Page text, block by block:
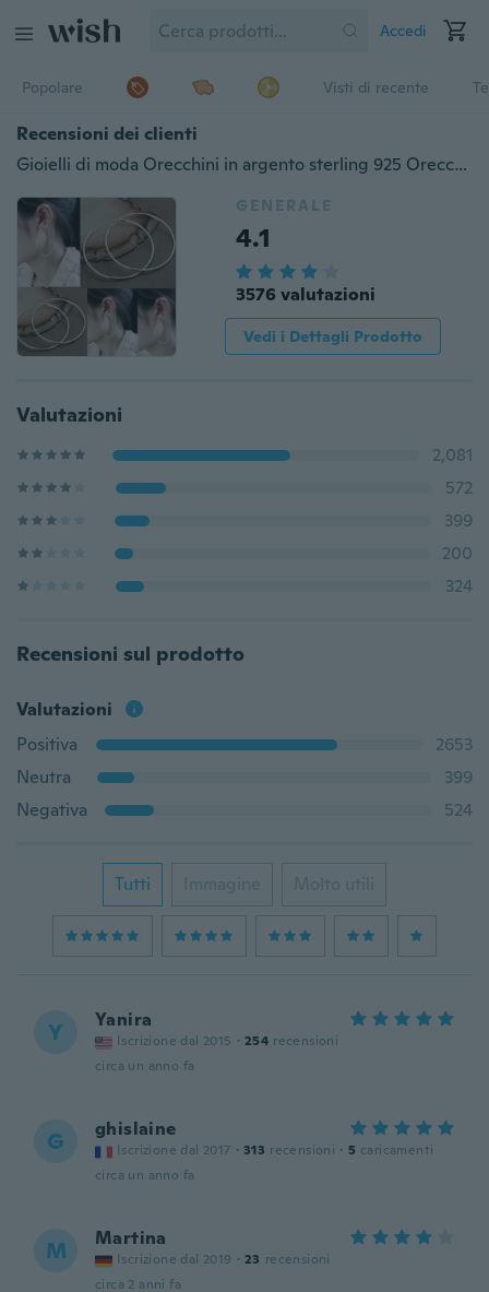
Accedi
Popolare Visti di recente
Recensioni dei clienti
Gioielli di moda Orecchini in argento sterling 925 Orecchini a cerchio in cristallo 925 Orecchini alla moda da donna
GENERALE
4.1
3576 valutazioni
Vedi i Dettagli Prodotto
Valutazioni
2,081
572
399
200
324
Recensioni sul prodotto
Valutazioni
Positiva
2653
Neutra
399
Negativa
524
Tutti Immagine Molto utili
Y Yanira
Iscrizione dal 2015 · 254 recensioni
circa un anno fa
G ghislaine
Iscrizione dal 2017 · 313 recensioni · 5 caricamenti
circa un anno fa
M Martina
Iscrizione dal 2019 · 23 recensioni
circa 2 anni fa